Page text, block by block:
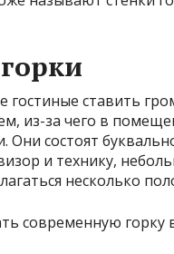
гостиные ставить
из-за чего в
Они состоят
и технику,
несколько